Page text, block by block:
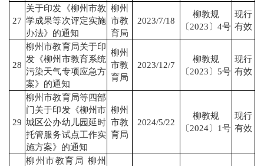
27
关于印发《柳州市教
学成果等次评定实施
办法》的通知
柳州
市教
育局
2023/7/18
柳教规
〔2023〕4号
现行
有效
28
柳州市教育局关于印
发《柳州市教育系统
污染天气专项应急方
案》的通知
柳州
市教
育局
2023/12/7
柳教规
〔2023〕5号
现行
有效
29
柳州市教育局等四部
门关于印发《柳州市
城区公办幼儿园延时
托管服务试点工作实
施方案》的通知
柳州
市教
育局
2024/5/22
柳教规
〔2024〕1号
现行
有效
柳州市教育局 柳州